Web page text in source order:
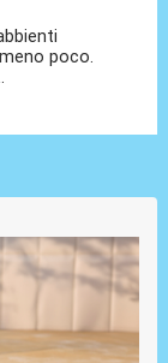
poco.